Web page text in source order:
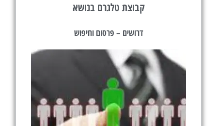
קבוצת טלגרם בנושא
דרושים – פרסום וחיפוש